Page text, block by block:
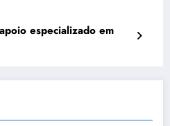
especializado em